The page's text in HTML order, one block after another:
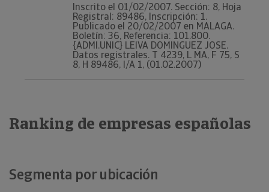
Inscrito el 01/02/2007. Sección: 8, Hoja
Registral: 89486, Inscripción: 1.
Publicado el 20/02/2007 en MALAGA.
Boletín: 36, Referencia: 101.800.
{ADMI.UNIC} LEIVA DOMINGUEZ JOSE.
Datos registrales. T 4239, L MA, F 75, S
8, H 89486, I/A 1, (01.02.2007)
Ranking de empresas españolas
Segmenta por ubicación